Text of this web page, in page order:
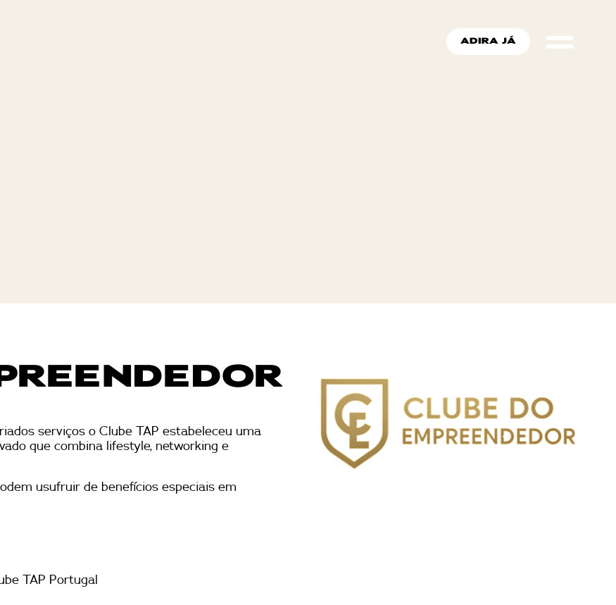
ADIRA JÁ
serviços o Clube TAP estabeleceu uma
que combina lifestyle, networking e
usufruir de benefícios especiais em
TAP Portugal